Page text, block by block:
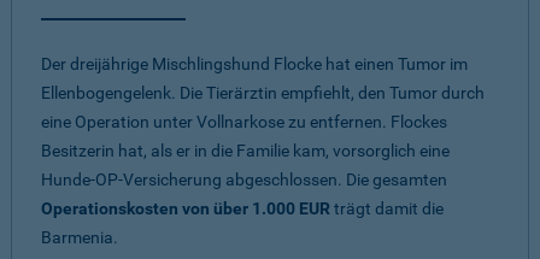
Der dreijährige Mischlingshund Flocke hat einen Tumor im
Ellenbogengelenk. Die Tierärztin empfiehlt, den Tumor durch
eine Operation unter Vollnarkose zu entfernen. Flockes
Besitzerin hat, als er in die Familie kam, vorsorglich eine
Hunde-OP-Versicherung abgeschlossen. Die gesamten
Operationskosten von über 1.000 EUR trägt damit die
Barmenia.